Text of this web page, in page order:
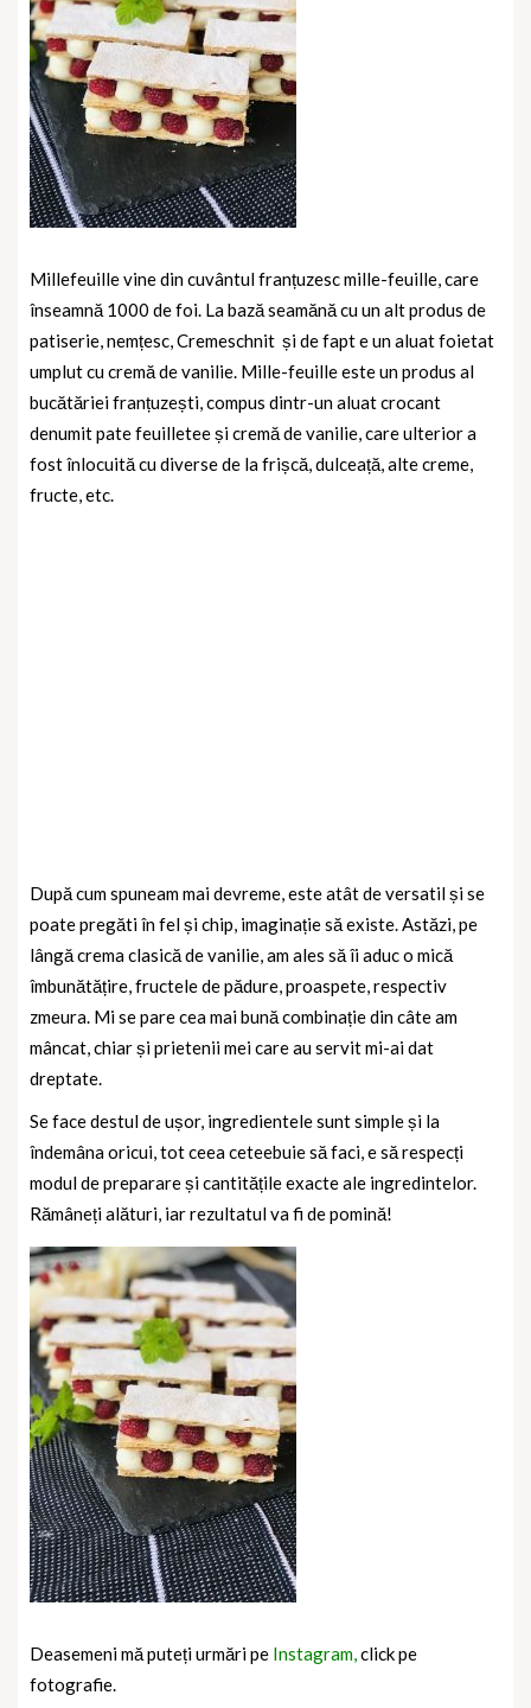
Millefeuille vine din cuvântul franțuzesc mille-feuille, care
înseamnă 1000 de foi. La bază seamănă cu un alt produs de
patiserie, nemțesc, Cremeschnit și de fapt e un aluat foietat
umplut cu cremă de vanilie. Mille-feuille este un produs al
bucătăriei franțuzești, compus dintr-un aluat crocant
denumit pate feuilletee și cremă de vanilie, care ulterior a
fost înlocuită cu diverse de la frișcă, dulceață, alte creme,
fructe, etc.
După cum spuneam mai devreme, este atât de versatil și se
poate pregăti în fel și chip, imaginație să existe. Astăzi, pe
lângă crema clasică de vanilie, am ales să îi aduc o mică
îmbunătățire, fructele de pădure, proaspete, respectiv
zmeura. Mi se pare cea mai bună combinație din câte am
mâncat, chiar și prietenii mei care au servit mi-ai dat
dreptate.
Se face destul de ușor, ingredientele sunt simple și la
îndemâna oricui, tot ceea ceteebuie să faci, e să respecți
modul de preparare și cantitățile exacte ale ingredintelor.
Rămâneți alături, iar rezultatul va fi de pomină!
Deasemeni mă puteți urmări pe Instagram,click pe
fotografie.